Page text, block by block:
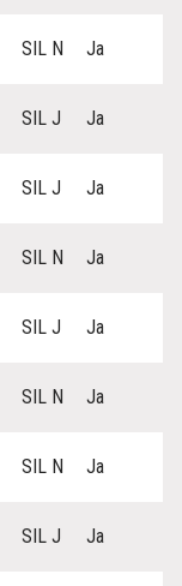
SIL N Ja
SIL J Ja
SIL J Ja
SIL N Ja
SIL J Ja
SIL N Ja
SIL N Ja
SIL J Ja